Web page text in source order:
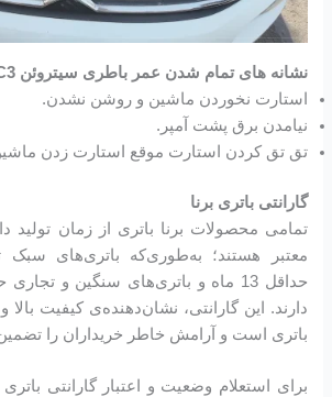
نشانه های تمام شدن عمر باطری سیتروئن C3
استارت نخوردن ماشین و روشن نشدن.
نیامدن برق پشت آمپر.
تق تق کردن استارت موقع استارت زدن
گارانتی باتری برنا
تمامی محصولات برنا باتری از زمان تولید
دارند. این گارانتی، نشان‌دهنده‌ی کیفیت بالا
باتری است و آرامش خاطر خریداران را
برای استعلام وضعیت و اعتبار گارانتی